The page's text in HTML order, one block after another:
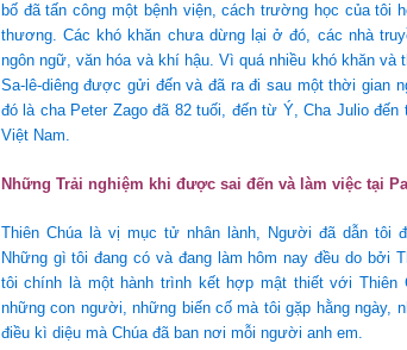
bố đã tấn công một bệnh viện, cách trường học của tôi
thương. Các khó khăn chưa dừng lại ở đó, các nhà
ngôn ngữ, văn hóa và khí hậu. Vì quá nhiều khó khăn và
Sa-lê-diêng được gửi đến và đã ra đi sau một thời gian
đó là cha Peter Zago đã 82 tuối, đến từ Ý, Cha Julio
Việt Nam.
Những Trải nghiệm khi được sai đến và làm việc tại
Thiên Chúa là vị mục tử nhân lành, Người đã dẫn tôi
Những gì tôi đang có và đang làm hôm nay đều do bởi
tôi chính là một hành trình kết hợp mật thiết với Thiên
những con người, những biến cố mà tôi gặp hằng ngày,
điều kì diệu mà Chúa đã ban nơi mỗi người anh em.